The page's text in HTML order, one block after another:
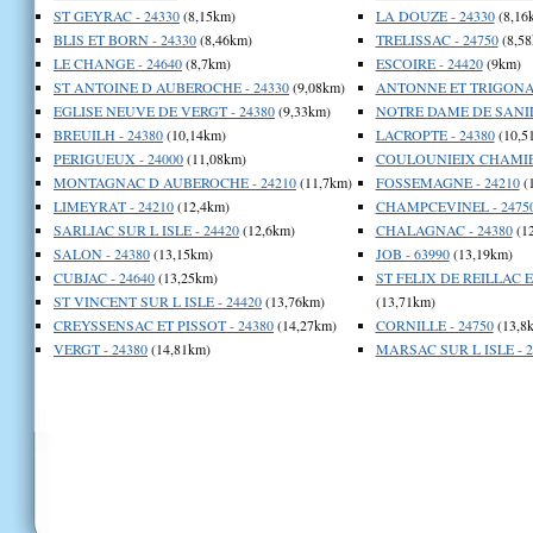
ST GEYRAC - 24330(8,15km)
BLIS ET BORN - 24330(8,46km)
LE CHANGE - 24640(8,7km)
ST ANTOINE D AUBEROCHE - 24330(9,08km)
EGLISE NEUVE DE VERGT - 24380(9,33km)
BREUILH - 24380(10,14km)
PERIGUEUX - 24000(11,08km)
MONTAGNAC D AUBEROCHE - 24210(11,7km)
LIMEYRAT - 24210(12,4km)
SARLIAC SUR L ISLE - 24420(12,6km)
SALON - 24380(13,15km)
CUBJAC - 24640(13,25km)
ST VINCENT SUR L ISLE - 24420(13,76km)
CREYSSENSAC ET PISSOT - 24380(14,27km)
VERGT - 24380(14,81km)
LA DOUZE - 24330
TRELISSAC - 24750
ESCOIRE - 24420(9km)
ANTONNE ET
NOTRE DAME DE
LACROPTE - 24380
COULOUNIEIX
FOSSEMAGNE - 24210
CHAMPCEVINEL -
CHALAGNAC - 24380
JOB - 63990(13,19km)
ST FELIX DE REILLAC
(13,71km)
CORNILLE - 24750
MARSAC SUR L ISLE -